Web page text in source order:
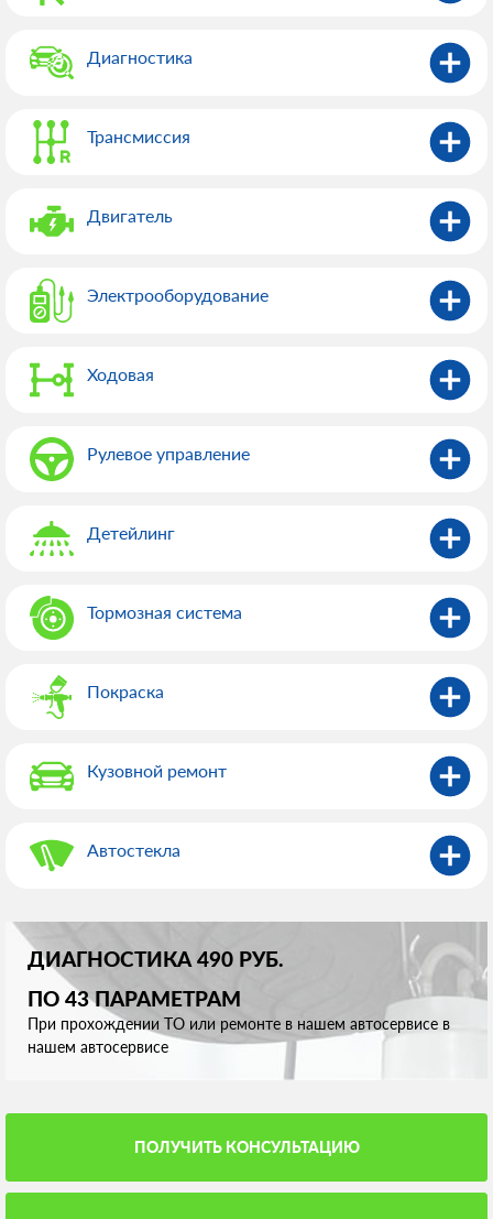
Диагностика
Трансмиссия
Двигатель
Электрооборудованиe
Ходовая
Рулевое управление
Детейлинг
Тормозная система
Покраска
Кузовной ремонт
Автостекла
ДИАГНОСТИКА 490 РУБ.
ПО 43 ПАРАМЕТРАМ
При прохождении ТО или ремонте в нашем автосервисе в
нашем автосервисе
ПОЛУЧИТЬ КОНСУЛЬТАЦИЮ